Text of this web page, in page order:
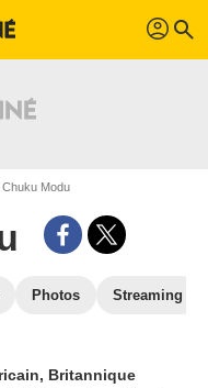
profil search
Chuku Modu
Photos Streaming
Britannique